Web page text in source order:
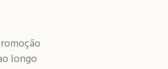
longo